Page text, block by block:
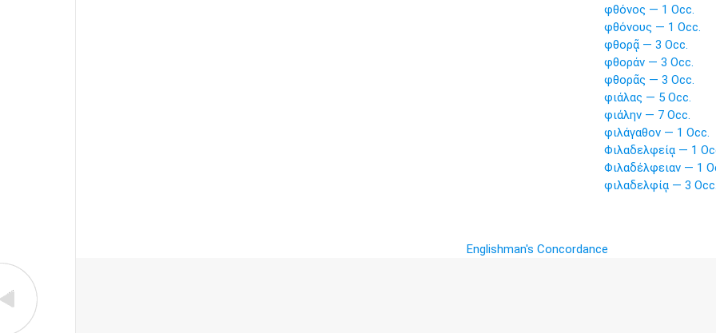
φθόνος — 1 Occ.
φθόνους — 1 Occ.
φθορᾷ — 3 Occ.
φθοράν — 3 Occ.
φθορᾶς — 3 Occ.
φιάλας — 5 Occ.
φιάλην — 7 Occ.
φιλάγαθον — 1 Occ.
Φιλαδελφείᾳ — 1
Φιλαδέλφειαν — 1
φιλαδελφίᾳ — 3 Occ.
Englishman's Concordance